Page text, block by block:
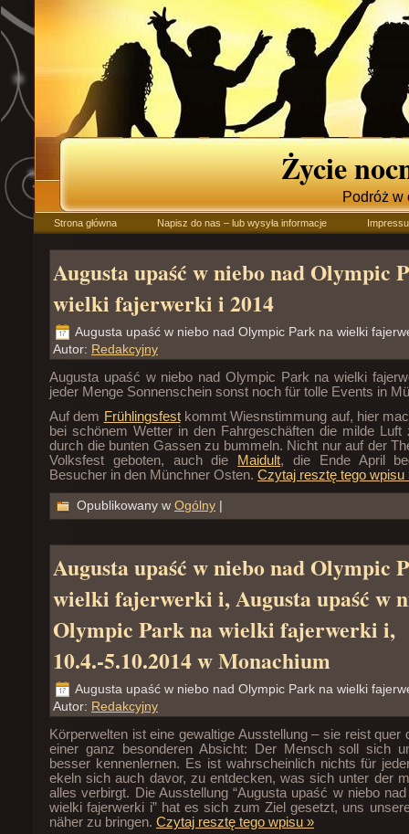
Życie
Podróż w
Strona główna Napisz do nas – lub wysyła informacje
Augusta upaść w niebo nad Olympic
wielki fajerwerki i 2014
Augusta upaść w niebo nad Olympic Park na wielki
Autor: Redakcyjny
Augusta upaść w niebo nad Olympic Park na wielki
jeder Menge Sonnenschein sonst noch für tolle Events in
Auf dem Frühlingsfestkommt Wiesnstimmung auf, hier
bei schönem Wetter in den Fahrgeschäften die milde Luft
durch die bunten Gassen zu bummeln. Nicht nur auf der
Volksfest geboten, auch die
Maidult, die Ende April
Besucher in den Münchner Osten. Czytaj resztę tego wpisu
Opublikowany w Ogólny |
Augusta upaść w niebo nad Olympic
wielki fajerwerki i, Augusta upaść w
Olympic Park na wielki fajerwerki i,
10.4.-5.10.2014 w Monachium
Augusta upaść w niebo nad Olympic Park na wielki
Autor: Redakcyjny
Körperwelten ist eine gewaltige Ausstellung – sie reist quer
einer ganz besonderen Absicht: Der Mensch soll sich
besser kennenlernen. Es ist wahrscheinlich nichts für
ekeln sich auch davor, zu entdecken, was sich unter der
alles verbirgt. Die Ausstellung “Augusta upaść w niebo
wielki fajerwerki i” hat es sich zum Ziel gesetzt, uns
näher zu bringen. Czytaj resztę tego wpisu »